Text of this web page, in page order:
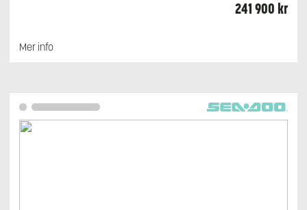
241 900 kr
Mer info